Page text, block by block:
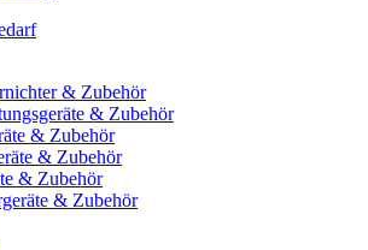
& Zubehör
& Zubehör
& Zubehör
& Zubehör
& Zubehör
& Zubehör